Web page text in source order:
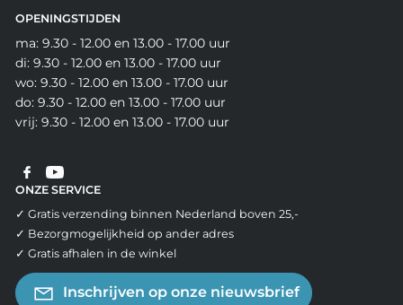
OPENINGSTIJDEN
ma: 9.30 - 12.00 en 13.00 - 17.00 uur
di: 9.30 - 12.00 en 13.00 - 17.00 uur
wo: 9.30 - 12.00 en 13.00 - 17.00 uur
do: 9.30 - 12.00 en 13.00 - 17.00 uur
vrij: 9.30 - 12.00 en 13.00 - 17.00 uur
ONZE SERVICE
✓ Gratis verzending binnen Nederland boven 25,-
✓ Bezorgmogelijkheid op ander adres
✓ Gratis afhalen in de winkel
Inschrijven op onze nieuwsbrief